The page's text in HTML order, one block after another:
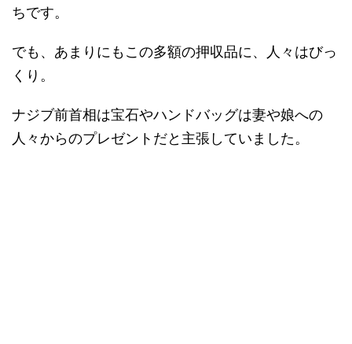
ちです。
でも、あまりにもこの多額の押収品に、人々はびっ
くり。
ナジブ前首相は宝石やハンドバッグは妻や娘への
人々からのプレゼントだと主張していました。